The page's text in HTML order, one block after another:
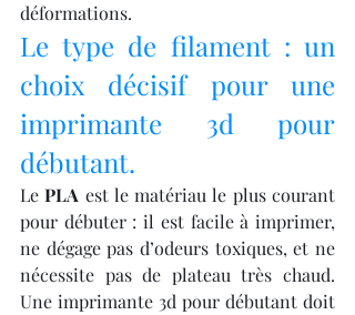
déformations.
Le type de filament : un
choix décisif pour une
imprimante 3d pour
débutant.
Le PLA est le matériau le plus courant
pour débuter : il est facile à imprimer,
ne dégage pas d’odeurs toxiques, et ne
nécessite pas de plateau très chaud.
Une imprimante 3d pour débutant doit